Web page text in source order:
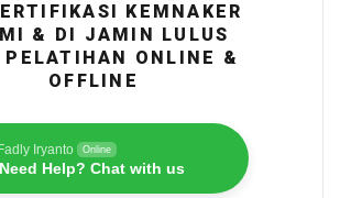
KEMNAKER
& DI JAMIN LULUS
PELATIHAN ONLINE &
OFFLINE
Fadly Iryanto Online
Need Help? Chat with us